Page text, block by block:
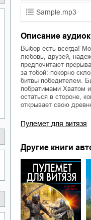
Sample.mp3
02.mp3
03.mp3
Описание
Выбор есть всегда!
любовь, друзей,
предпочитают
за тобой: покорно
битвы победителем.
побратимами Хватом
остаться в стороне,
открывает свою
Пулемет для витязя
Другие книги